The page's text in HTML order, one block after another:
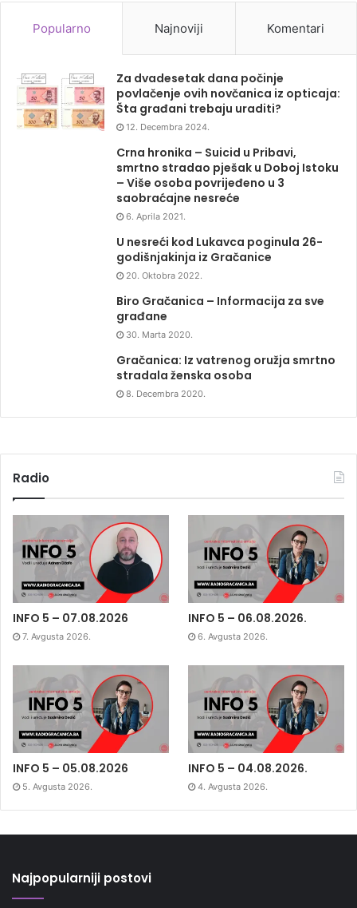
Popularno Najnoviji Komentari
Za dvadesetak dana počinje
povlačenje ovih novčanica iz opticaja:
Šta građani trebaju uraditi?
12. Decembra 2024.
Crna hronika – Suicid u Pribavi,
smrtno stradao pješak u Doboj Istoku
– Više osoba povrijeđeno u 3
saobraćajne nesreće
6. Aprila 2021.
U nesreći kod Lukavca poginula 26-
godišnjakinja iz Gračanice
20. Oktobra 2022.
Biro Gračanica – Informacija za sve
građane
30. Marta 2020.
Gračanica: Iz vatrenog oružja smrtno
stradala ženska osoba
8. Decembra 2020.
Radio
INFO 5 – 07.08.2026
7. Avgusta 2026.
INFO 5 – 06.08.2026.
6. Avgusta 2026.
INFO 5 – 05.08.2026
5. Avgusta 2026.
INFO 5 – 04.08.2026.
4. Avgusta 2026.
Najpopularniji postovi